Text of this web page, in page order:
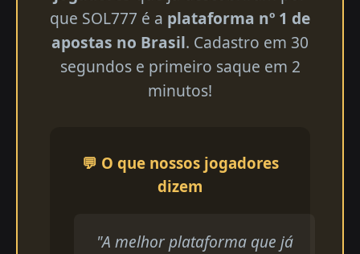
que SOL777 é a plataforma nº 1 de
apostas no Brasil. Cadastro em 30
segundos e primeiro saque em 2
minutos!
💬 O que nossos jogadores
dizem
"A melhor plataforma que já